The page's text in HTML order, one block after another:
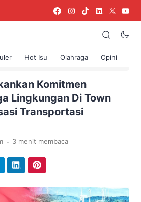
Hot Isu Olahraga Opini
Komitmen
Lingkungan Di Town
Transportasi
. 3 menit membaca